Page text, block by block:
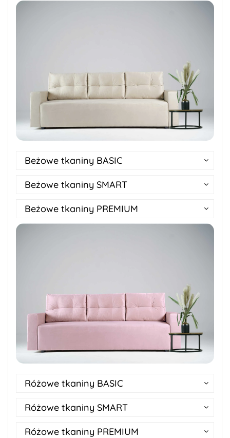
Beżowe tkaniny BASIC
Beżowe tkaniny SMART
Beżowe tkaniny PREMIUM
Różowe tkaniny BASIC
Różowe tkaniny SMART
Różowe tkaniny PREMIUM